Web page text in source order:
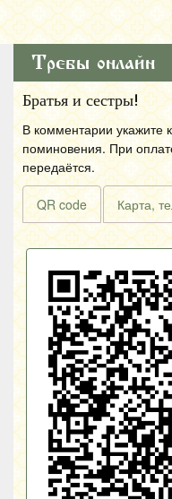
Требы онлайн
Братья и сестры!
В комментарии укажите
поминовения. При
передаётся.
QR code Карта,